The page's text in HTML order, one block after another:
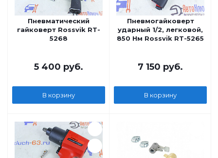
Пневматический
гайковерт Rossvik RT-
5268
5 400 руб.
В корзину
Пневмогайковерт
ударный 1/2, легковой,
850 Нм Rossvik RT-5265
7 150 руб.
В корзину